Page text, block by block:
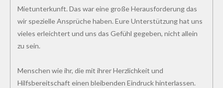
Mietunterkunft. Das war eine große Herausforderung das
wir spezielle Ansprüche haben. Eure Unterstützung hat uns
vieles erleichtert und uns das Gefühl gegeben, nicht allein
zu sein.
Menschen wie ihr, die mit ihrer Herzlichkeit und
Hilfsbereitschaft einen bleibenden Eindruck hinterlassen.